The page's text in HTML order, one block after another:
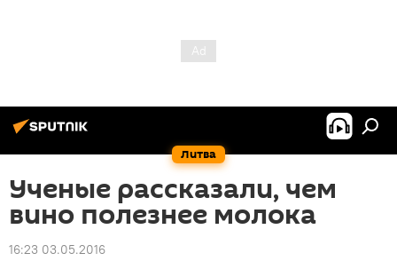
Литва
Ученые рассказали, чем
вино полезнее молока
16:23 03.05.2016